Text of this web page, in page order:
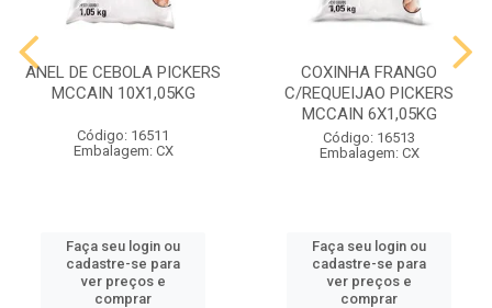
ANEL DE CEBOLA PICKERS
MCCAIN 10X1,05KG
Código: 16511
Embalagem: CX
Faça seu login ou
cadastre-se para
ver preços e
comprar
COXINHA FRANGO
C/REQUEIJAO PICKERS
MCCAIN 6X1,05KG
Código: 16513
Embalagem: CX
Faça seu login ou
cadastre-se para
ver preços e
comprar